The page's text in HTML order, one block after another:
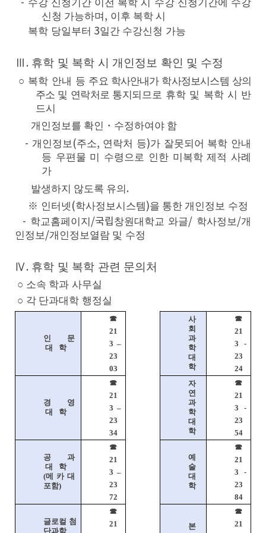
- 수강 신청기간 이전 복학 시 수강 신청기간에 수강
신청 가능하며 , 이후 복학 시
복학 당일부터 3일간 수강신청 가능
Ⅲ . 휴학 및 복학 시 개인정보 확인 및 수정
○ 복학 안내 등 주요 학사안내가 학사정보시스템 상의
주소 및 연락처로 통지되므로 휴학 및 복학 시 반
드시
개인정보를 확인・수정하여야 함
- 개인정보(주소, 연락처 등)가 잘못되어 복학 안내
등 우편물 미 수령으로 인한 미복학 제적 사례
가
발생하지 않도록 유의 .
※ 인터넷 (학사정보시스템 )을 통한 개인정보 수정
- 학교홈페이지 /국립창원대학교 와글/ 학사정보/개
인정보/개인정보열람 및 수정
Ⅳ. 휴학 및 복학 관련 문의처
○ 소속 학과 사무실
○ 각 단과대학 행정실
인 문
대 학
☎
21
3–
23
03
사
회
과
학
대
학
☎
21
3 -
23
24
경 영
대 학
☎
21
3–
23
34
자
연
과
학
대
학
☎
21
3 -
23
54
공 과
대 학
(메 카 대
포함)
☎
21
3–
23
72
예
술
대
학
☎
21
3 -
23
84
글로컬 첨
단과학
☎
21
본
☎
21